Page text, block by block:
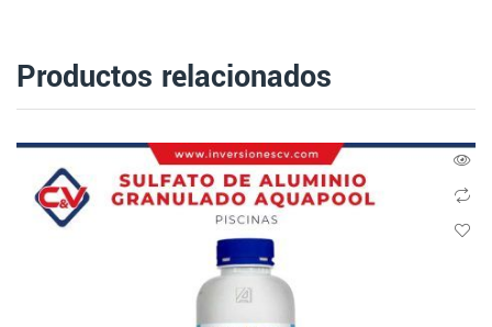
Productos relacionados